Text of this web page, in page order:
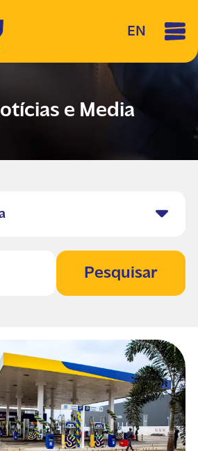
EN
e Media